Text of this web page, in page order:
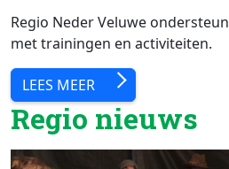
Regio Neder Veluwe
met trainingen en activiteiten.
LEES MEER
Regio nieuws